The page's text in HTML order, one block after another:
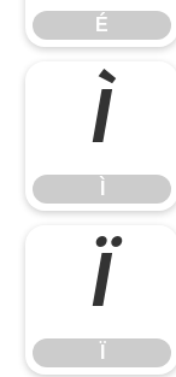
É
Ì
Ï